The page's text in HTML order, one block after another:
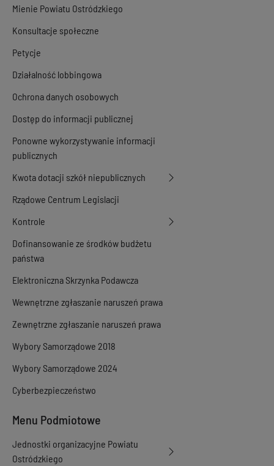
Mienie Powiatu Ostródzkiego
Konsultacje społeczne
Petycje
Działalność lobbingowa
Ochrona danych osobowych
Dostęp do informacji publicznej
Ponowne wykorzystywanie informacji
publicznych
Kwota dotacji szkół niepublicznych
Rządowe Centrum Legislacji
Kontrole
Dofinansowanie ze środków budżetu
państwa
Elektroniczna Skrzynka Podawcza
Wewnętrzne zgłaszanie naruszeń prawa
Zewnętrzne zgłaszanie naruszeń prawa
Wybory Samorządowe 2018
Wybory Samorządowe 2024
Cyberbezpieczeństwo
Menu Podmiotowe
Jednostki organizacyjne Powiatu
Ostródzkiego